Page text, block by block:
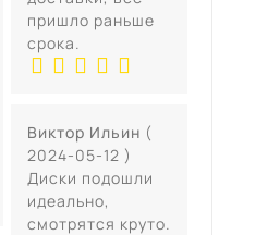
пришло раньше
срока.
Виктор Ильин (
2024-05-12 )
Диски подошли
идеально,
смотрятся круто.